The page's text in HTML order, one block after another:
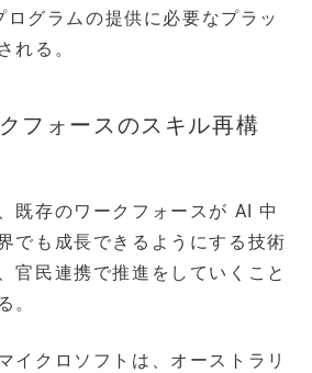
ログラムの提供に必要なプラッ
れる。
フォースのスキル再構
既存のワークフォースが AI 中
でも成長できるようにする技術
官民連携で推進をしていくこと
。
イクロソフトは、オーストラリ